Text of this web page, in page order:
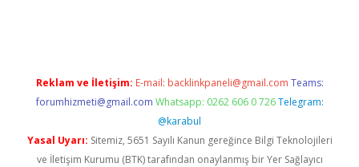
Reklam ve İletişim: E-mail: backlinkpaneli@gmail.com Teams:
forumhizmeti@gmail.com Whatsapp: 0262 606 0 726 Telegram:
@karabul
Yasal Uyarı: Sitemiz, 5651 Sayılı Kanun gereğince Bilgi Teknolojileri
ve İletişim Kurumu (BTK) tarafından onaylanmış bir Yer Sağlayıcı